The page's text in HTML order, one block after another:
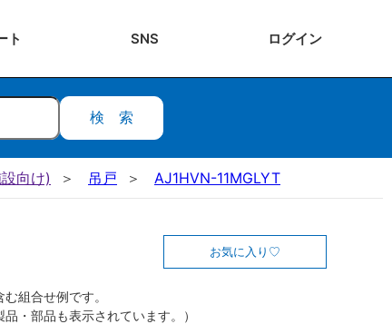
ト SNS ログイン
検索
向け) 吊戸 AJ1HVN-11MGLYT
お気に入り
組合せ例です。
品・部品も表示されています。）